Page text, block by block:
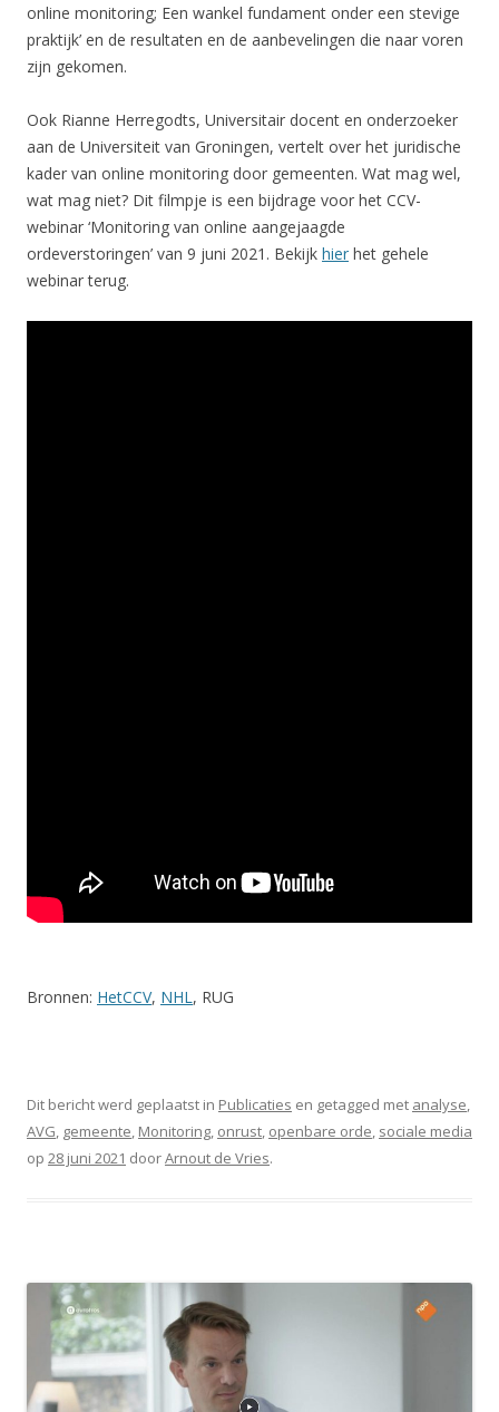
online monitoring; Een wankel fundament onder een stevige
praktijk’ en de resultaten en de aanbevelingen die naar voren
zijn gekomen.
Ook Rianne Herregodts, Universitair docent en onderzoeker
aan de Universiteit van Groningen, vertelt over het juridische
kader van online monitoring door gemeenten. Wat mag wel,
wat mag niet? Dit filmpje is een bijdrage voor het CCV-
webinar ‘Monitoring van online aangejaagde
ordeverstoringen’ van 9 juni 2021. Bekijk hier het gehele
webinar terug.
Bronnen: HetCCV, NHL, RUG
Dit bericht werd geplaatst in Publicaties en getagged met analyse,
AVG, gemeente, Monitoring, onrust, openbare orde, sociale media
op 28 juni 2021 doorArnout de Vries.